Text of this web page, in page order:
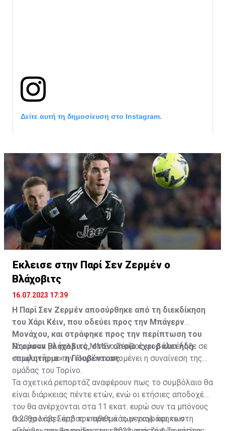
Δείτε αυτή τη δημοσίευση στο Instagram.
Η δημοσίευση κοινοποιήθηκε από το χρήστη サンフレッチェ
Έκλεισε στην Παρί Σεν Ζερμέν ο
Βλάχοβιτς
16.07.2023 17:39
Η Παρί Σεν Ζερμέν αποσύρθηκε από τη διεκδίκηση
του Χάρι Κέιν, που οδεύει προς την Μπάγερν
Μονάχου, και στράφηκε προς την περίπτωση του
Ντούσαν Βλάχοβιτς, στον οποίο έχει βάλει ήδη
«πωλητήριο» η Γιουβέντους.
Σύμφωνα με γαλλικά ΜΜΕ ο Σέρβος φορ κατέληξε σε
συμφωνία με την Παρί και απομένει η συναίνεση της
ομάδας του Τορίνο.
Τα σχετικά ρεπορτάζ αναφέρουν πως το συμβόλαιο θα
είναι διάρκειας πέντε ετών, ενώ οι ετήσιες αποδοχές
του θα ανέρχονται στα 11 εκατ. ευρώ συν τα μπόνους
που θα λάβει από τον αριθμό των γκολ και των
Ο 23χρονος Σέρβος επιθετικός μεταγράφηκε στη